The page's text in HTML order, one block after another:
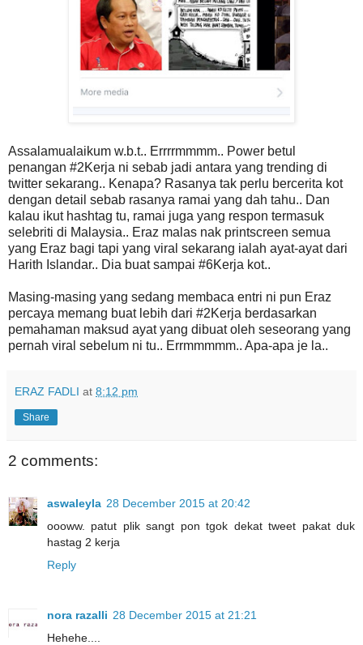
Assalamualaikum w.b.t.. Errrrmmmm.. Power betul
penangan #2Kerja ni sebab jadi antara yang trending di
twitter sekarang.. Kenapa? Rasanya tak perlu bercerita kot
dengan detail sebab rasanya ramai yang dah tahu.. Dan
kalau ikut hashtag tu, ramai juga yang respon termasuk
selebriti di Malaysia.. Eraz malas nak printscreen semua
yang Eraz bagi tapi yang viral sekarang ialah ayat-ayat dari
Harith Islandar.. Dia buat sampai #6Kerja kot..
Masing-masing yang sedang membaca entri ni pun Eraz
percaya memang buat lebih dari #2Kerja berdasarkan
pemahaman maksud ayat yang dibuat oleh seseorang yang
pernah viral sebelum ni tu.. Errmmmmm.. Apa-apa je la..
ERAZ FADLI at 8:12 pm
Share
2 comments:
aswaleyla 28 December 2015 at 20:42
oooww. patut plik sangt pon tgok dekat tweet pakat duk
hastag 2 kerja
Reply
nora razalli 28 December 2015 at 21:21
Hehehe....